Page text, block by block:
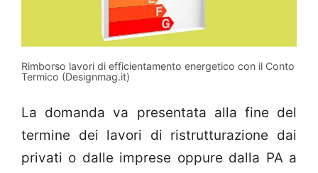
Rimborso lavori di efficientamento energetico con il Conto
Termico (Designmag.it)
La domanda va presentata alla fine del
termine dei lavori di ristrutturazione dai
privati o dalle imprese oppure dalla PA a